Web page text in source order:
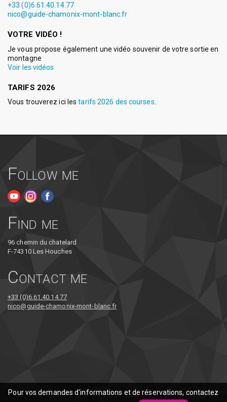
+33 (0)6.61.40.14.77
nico@guide-chamonix-mont-blanc.fr
VOTRE VIDÉO !
Je vous propose également une vidéo souvenir de votre sortie en
montagne
Voir les vidéos
TARIFS 2026
Vous trouverez ici lestarifs 2026 des courses
Follow me
Find me
96 chemin du chatelard
F-74310 Les Houches
Contact me
+33 (0)6.61.40.14.77
nico@guide-chamonix-mont-blanc.fr
Pour vos demandes d'informations et de réservations, contactez